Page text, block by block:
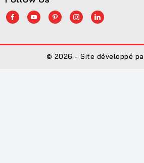
© 2026 - Site développé